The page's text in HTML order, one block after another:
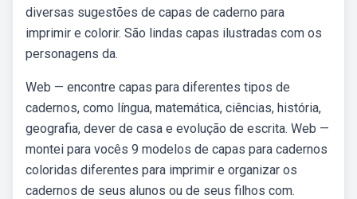
diversas sugestões de capas de caderno para
imprimir e colorir. São lindas capas ilustradas com os
personagens da.
Web — encontre capas para diferentes tipos de
cadernos, como língua, matemática, ciências, história,
geografia, dever de casa e evolução de escrita. Web —
montei para vocês 9 modelos de capas para cadernos
coloridas diferentes para imprimir e organizar os
cadernos de seus alunos ou de seus filhos com.